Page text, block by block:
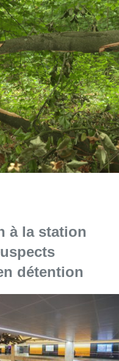
à la station
détention